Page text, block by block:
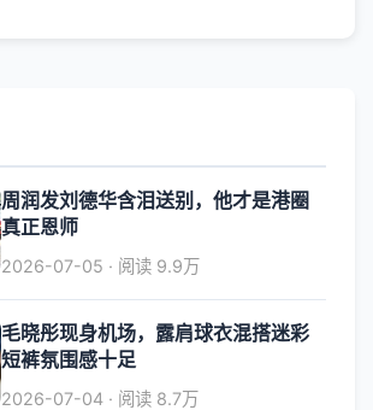
周润发刘德华含泪送别，他才是港圈
真正恩师
2026-07-05 · 阅读 9.9万
毛晓彤现身机场，露肩球衣混搭迷彩
短裤氛围感十足
2026-07-04 · 阅读 8.7万